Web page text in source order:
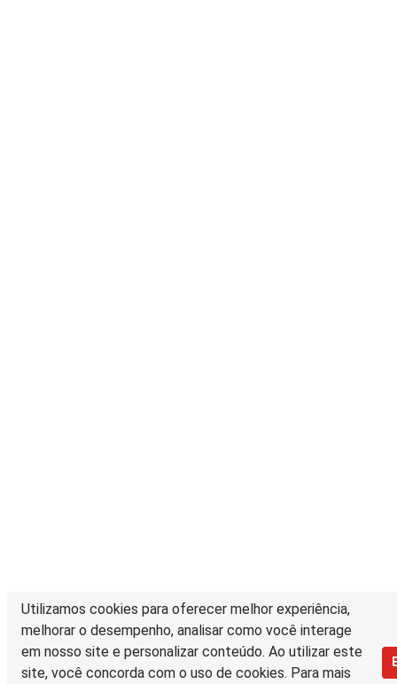
Utilizamos cookies para oferecer melhor experiência,
melhorar o desempenho, analisar como você interage
em nosso site e personalizar conteúdo. Ao utilizar este
site, você concorda com o uso de cookies. Para mais